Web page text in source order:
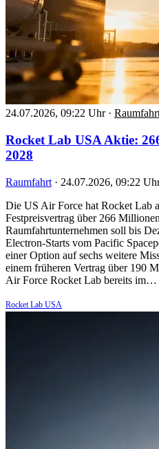
24.07.2026, 09:22 Uhr ·
Rocket Lab USA Aktie:
2028
Raumfahrt · 24.07.2026, 09:22
Die US Air Force hat Rocket Lab
Festpreisvertrag über 266
Raumfahrtunternehmen soll bis
Electron-Starts vom Pacific
einer Option auf sechs weitere
einem früheren Vertrag über 190
Air Force Rocket Lab bereits im…
Rocket Lab USA